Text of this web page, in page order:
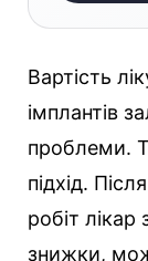
Вартість
імплантів
проблеми.
підхід.
робіт
знижки,